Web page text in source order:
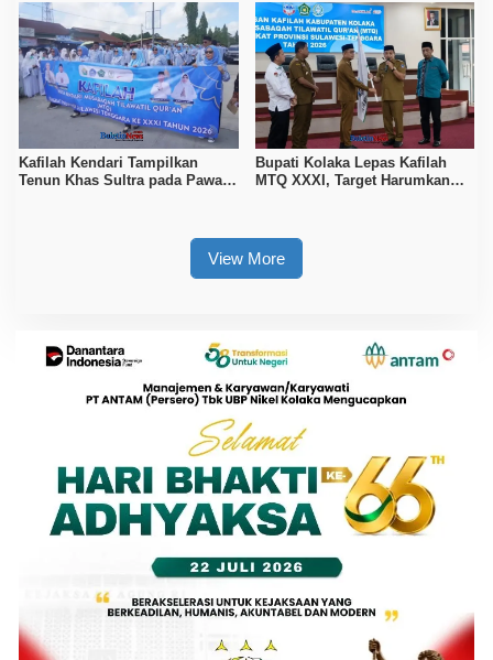
Kafilah Kendari Tampilkan
Tenun Khas Sultra pada Pawai
Bupati Kolaka Lepas Kafilah
MTQ XXXI, Target Harumkan
View More